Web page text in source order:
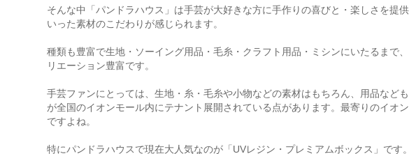
そんな中「パンドラハウス」は手芸が大好きな方に手作りの喜びと・楽しさを
いった素材のこだわりが感じられます。
種類も豊富で生地・ソーイング用品・毛糸・クラフト用品・ミシンにいたるま
リエーション豊富です。
手芸ファンにとっては、生地・糸・毛糸や小物などの素材はもちろん、用品など
が全国のイオンモール内にテナント展開されている点があります。最寄りのイオ
ですよね。
特にパンドラハウスで現在大人気なのが「UVレジン・プレミアムボックス」で